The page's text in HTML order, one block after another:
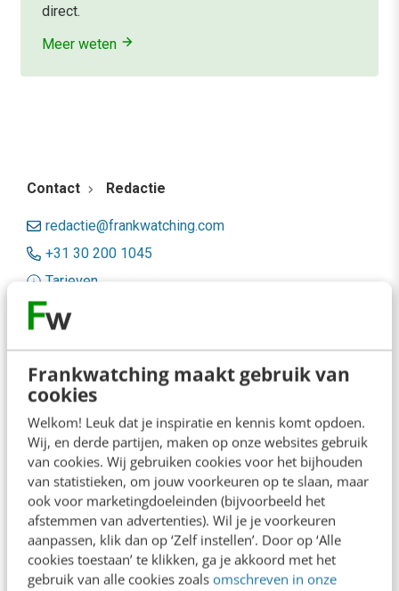
Frankwatching maakt gebruik van
cookies
Welkom! Leuk dat je inspiratie en kennis komt opdoen.
Wij, en derde partijen, maken op onze websites gebruik
van cookies. Wij gebruiken cookies voor het bijhouden
van statistieken, om jouw voorkeuren op te slaan, maar
ook voor marketingdoeleinden (bijvoorbeeld het
afstemmen van advertenties). Wil je je voorkeuren
aanpassen, klik dan op ‘Zelf instellen’. Door op ‘Alle
cookies toestaan’ te klikken, ga je akkoord met het
gebruik van alle cookies zoals omschreven in onze
direct.
Meer weten
Contact Redactie
redactie@frankwatching.com
+31 30 200 1045
Tarieven
Meer contactopties
Frankwatching
Adverteren
Contact
Nieuwsbrieven
Over ons
Ons team
Werken bij